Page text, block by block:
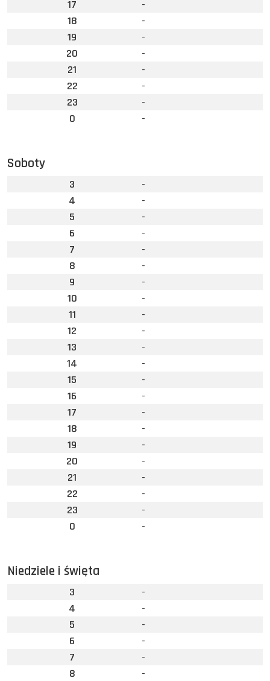
17
-
18
-
19
-
20
-
21
-
22
-
23
-
0
-
Soboty
3
-
4
-
5
-
6
-
7
-
8
-
9
-
10
-
11
-
12
-
13
-
14
-
15
-
16
-
17
-
18
-
19
-
20
-
21
-
22
-
23
-
0
-
Niedziele i święta
3
-
4
-
5
-
6
-
7
-
8
-